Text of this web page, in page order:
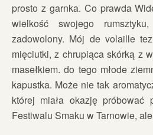
prosto z garnka. Co prawda
wielkość swojego
zadowolony. Mój de volaille
mięciutki, z chrupiąca skórką z
masełkiem. do tego młode
kapustka. Może nie tak
której miała okazję próbować
Festiwalu Smaku w Tarnowie,